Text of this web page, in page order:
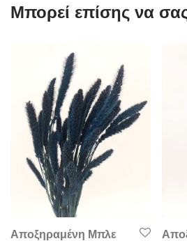
Μπορεί επίσης να
Αποξηραμένη Μπλε